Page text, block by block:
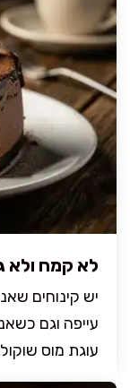
לא קמח ולא
יש קינוחים
עייפה וגם
עוגת מוס